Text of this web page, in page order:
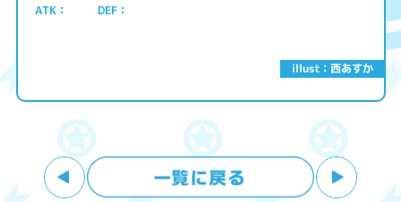
illust：西あすか
ATK
DEF